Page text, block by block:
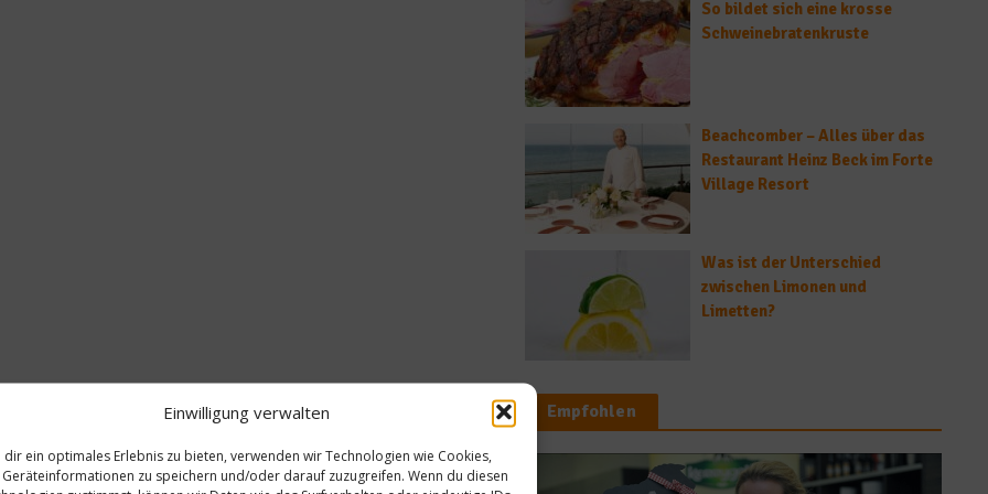
Einwilligung verwalten
dir ein optimales Erlebnis zu bieten, verwenden wir Technologien wie Cookies,
zu speichern und/oder darauf zuzugreifen. Wenn du diesen
So bildet sich eine krosse
Schweinebratenkruste
Beachcomber – Alles über das
Restaurant Heinz Beck im Forte
Village Resort
Was ist der Unterschied
zwischen Limonen und
Limetten?
Empfohlen
Rezepte